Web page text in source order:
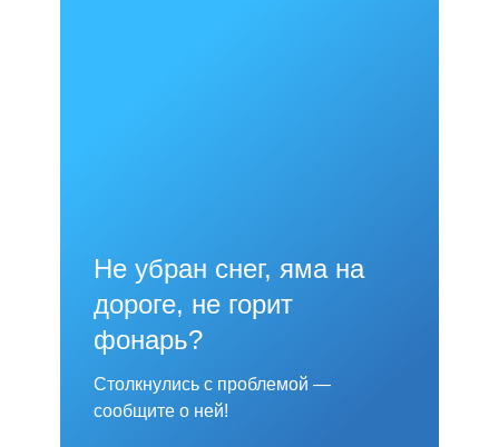
Не убран снег, яма на
дороге, не горит
фонарь?
Столкнулись с проблемой —
сообщите о ней!